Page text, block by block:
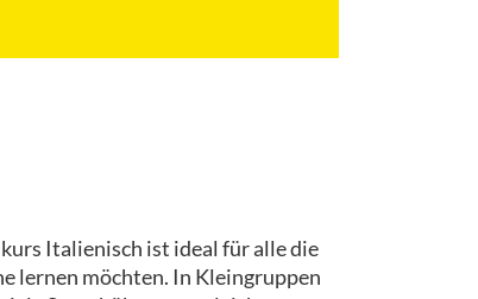
Italienisch ist ideal für alle die
lernen möchten. In Kleingruppen